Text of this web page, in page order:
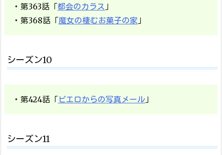
・第363話「都会のカラス」
・第368話「魔女の棲むお菓子の家」
シーズン10
・第424話「ピエロからの写真メール」
シーズン11